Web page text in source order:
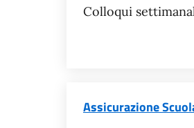
Colloqui
Assicurazione